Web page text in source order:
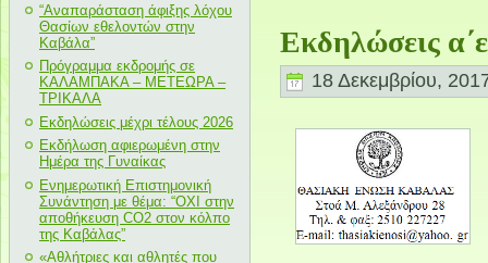
“Αναπαράσταση άφιξης λόχου
Θασίων εθελοντών στην
Καβάλα”
Πρόγραμμα εκδρομής σε
ΚΑΛΑΜΠΑΚΑ – ΜΕΤΕΩΡΑ –
ΤΡΙΚΑΛΑ
Εκδηλώσεις μέχρι τέλους 2026
Εκδήλωση αφιερωμένη στην
Ημέρα της Γυναίκας
Ενημερωτική Επιστημονική
Συνάντηση με θέμα: “ΟΧΙ στην
αποθήκευση CO2 στον κόλπο
της Καβάλας”
«Αθλήτριες και αθλητές που
Εκδηλώσεις
18 Δεκεμβρίου,